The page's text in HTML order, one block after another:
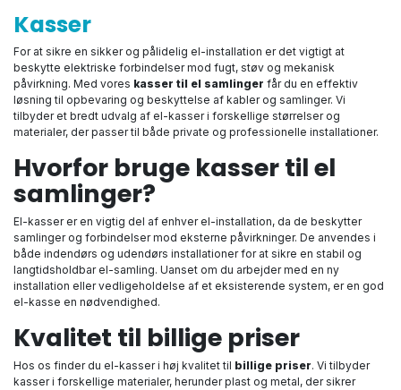
Kasser
For at sikre en sikker og pålidelig el-installation er det vigtigt at
beskytte elektriske forbindelser mod fugt, støv og mekanisk
påvirkning. Med vores kasser til el samlinger får du en effektiv
løsning til opbevaring og beskyttelse af kabler og samlinger. Vi
tilbyder et bredt udvalg af el-kasser i forskellige størrelser og
materialer, der passer til både private og professionelle installationer.
Hvorfor bruge kasser til el
samlinger?
El-kasser er en vigtig del af enhver el-installation, da de beskytter
samlinger og forbindelser mod eksterne påvirkninger. De anvendes i
både indendørs og udendørs installationer for at sikre en stabil og
langtidsholdbar el-samling. Uanset om du arbejder med en ny
installation eller vedligeholdelse af et eksisterende system, er en god
el-kasse en nødvendighed.
Kvalitet til billige priser
Hos os finder du el-kasser i høj kvalitet til billige priser. Vi tilbyder
kasser i forskellige materialer, herunder plast og metal, der sikrer